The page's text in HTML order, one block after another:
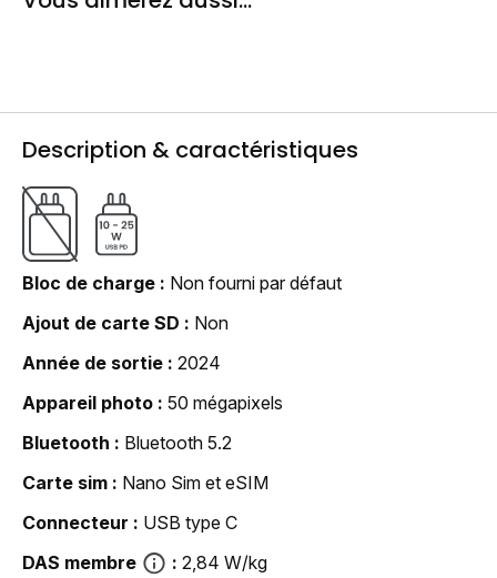
Description & caractéristiques
Bloc de charge
Non fourni par défaut
Ajout de carte SD
Non
Année de sortie
2024
Appareil photo
50 mégapixels
Bluetooth
Bluetooth 5.2
Carte sim
Nano Sim et eSIM
Connecteur
USB type C
DAS membre
2,84 W/kg